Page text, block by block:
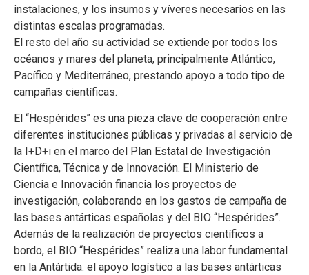
instalaciones, y los insumos y víveres necesarios en las
distintas escalas programadas.
El resto del año su actividad se extiende por todos los
océanos y mares del planeta, principalmente Atlántico,
Pacífico y Mediterráneo, prestando apoyo a todo tipo de
campañas científicas.
El “Hespérides” es una pieza clave de cooperación entre
diferentes instituciones públicas y privadas al servicio de
la I+D+i en el marco del Plan Estatal de Investigación
Científica, Técnica y de Innovación. El Ministerio de
Ciencia e Innovación financia los proyectos de
investigación, colaborando en los gastos de campaña de
las bases antárticas españolas y del BIO “Hespérides”.
Además de la realización de proyectos científicos a
bordo, el BIO “Hespérides” realiza una labor fundamental
en la Antártida: el apoyo logístico a las bases antárticas